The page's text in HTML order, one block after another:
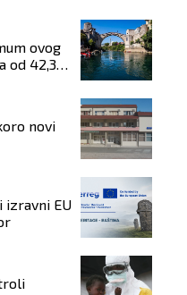
ovog
od 42,3
novi
izravni EU